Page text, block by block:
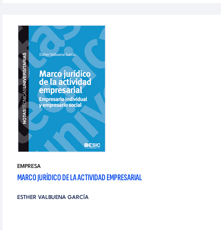
EMPRESA
MARCO JURÍDICO DE LA ACTIVIDAD EMPRESARIAL
ESTHER VALBUENA GARCÍA